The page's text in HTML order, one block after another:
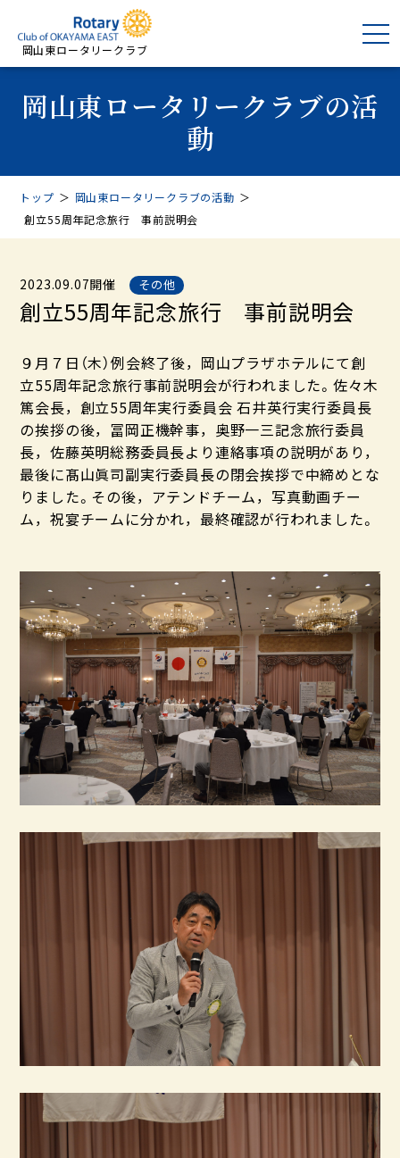
岡山東ロータリークラブ
岡山東ロータリークラブの活
動
トップ ＞ 岡山東ロータリークラブの活動 ＞
創立55周年記念旅行 事前説明会
2023.09.07開催 その他
創立55周年記念旅行 事前説明会
９月７日（木）例会終了後，岡山プラザホテルにて創
立55周年記念旅行事前説明会が行われました。佐々木
篤会長，創立55周年実行委員会 石井英行実行委員長
の挨拶の後，冨岡正機幹事，奥野一三記念旅行委員
長，佐藤英明総務委員長より連絡事項の説明があり，
最後に髙山眞司副実行委員長の閉会挨拶で中締めとな
りました。その後，アテンドチーム，写真動画チー
ム，祝宴チームに分かれ，最終確認が行われました。